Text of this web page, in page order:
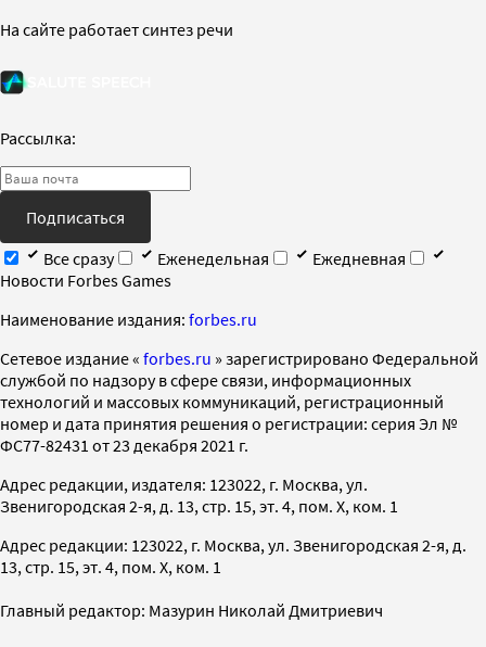
На сайте работает синтез речи
Рассылка:
Подписаться
Все сразу
Еженедельная
Ежедневная
Новости Forbes Games
Наименование издания: forbes.ru
Cетевое издание « forbes.ru » зарегистрировано Федеральной
службой по надзору в сфере связи, информационных
технологий и массовых коммуникаций, регистрационный
номер и дата принятия решения о регистрации: серия Эл №
ФС77-82431 от 23 декабря 2021 г.
Адрес редакции, издателя: 123022, г. Москва, ул.
Звенигородская 2-я, д. 13, стр. 15, эт. 4, пом. X, ком. 1
Адрес редакции: 123022, г. Москва, ул. Звенигородская 2-я, д.
13, стр. 15, эт. 4, пом. X, ком. 1
Главный редактор: Мазурин Николай Дмитриевич